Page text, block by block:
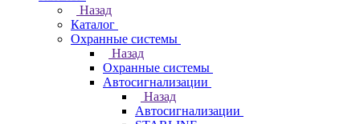
Назад
Каталог
Охранные системы
Назад
Охранные системы
Автосигнализации
Назад
Автосигнализации